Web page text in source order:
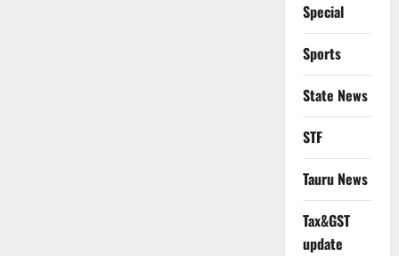
Special
Sports
State News
STF
Tauru News
Tax&GST
update